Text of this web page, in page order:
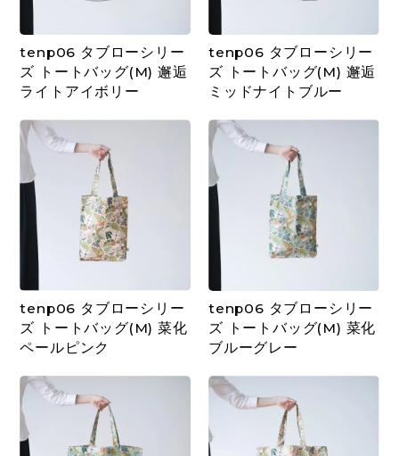
tenp06 タブローシリー
ズ トートバッグ(M) 邂逅
ライトアイボリー
tenp06 タブローシリー
ズ トートバッグ(M) 邂逅
ミッドナイトブルー
tenp06 タブローシリー
ズ トートバッグ(M) 菜化
ペールピンク
tenp06 タブローシリー
ズ トートバッグ(M) 菜化
ブルーグレー